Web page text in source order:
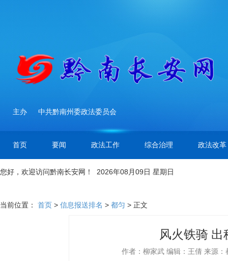
主办 中共黔南州委政法委员会
首页 要闻 政法工作 综合治理 政法改革
您好，欢迎访问黔南长安网！ 2026年08月09日 星期日
当前位置： 首页 > 信息报送排名 > 都匀 > 正文
风火铁骑
作者：柳家武 编辑：王倩 来源